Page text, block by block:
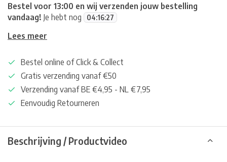
Bestel voor 13:00 en wij verzenden jouw bestelling
vandaag! Je hebt nog 04:16:27
Lees meer
Bestel online of Click & Collect
Gratis verzending vanaf €50
Verzending vanaf BE €4,95 - NL €7,95
Eenvoudig Retourneren
Beschrijving / Productvideo